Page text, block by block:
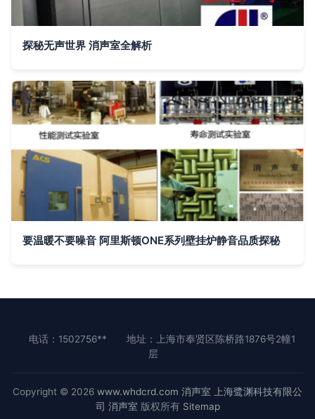
探秘无声世界 消声室全解析
要温暖不要噪音 阿里斯顿ONE系列壁挂炉静音品质探秘
电话：1502756**
地址：上海市奉贤区陈桥路1876号2幢1
层
Copyright © 2026 www.whdcrd.com 消声室
上海鹭渊科技有限公
司 消声室 版权所有 Sitemap